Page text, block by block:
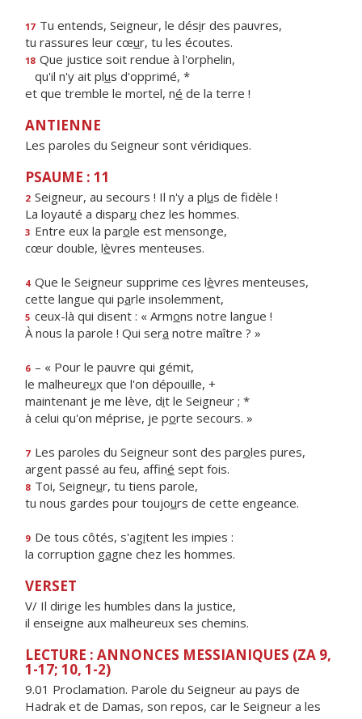
17 Tu entends, Seigneur, le désir des pauvres,
tu rassures leur cœur, tu les écoutes.
18 Que justice soit rendue à l'orphelin,
qu'il n'y ait plus d'opprimé, *
et que tremble le mortel, né de la terre !
ANTIENNE
Les paroles du Seigneur sont véridiques.
PSAUME : 11
2 Seigneur, au secours ! Il n'y a plus de fidèle !
La loyauté a disparu chez les hommes.
3 Entre eux la parole est mensonge,
cœur double, lèvres menteuses.
4 Que le Seigneur supprime ces lèvres menteuses,
cette langue qui parle insolemment,
5 ceux-là qui disent : « Armons notre langue !
À nous la parole ! Qui sera notre maître ? »
6 – « Pour le pauvre qui gémit,
le malheureux que l'on dépouille, +
maintenant je me lève, dit le Seigneur ; *
à celui qu'on méprise, je porte secours. »
7 Les paroles du Seigneur sont des paroles pures,
argent passé au feu, affiné sept fois.
8 Toi, Seigneur, tu tiens parole,
tu nous gardes pour toujours de cette engeance.
9 De tous côtés, s'agitent les impies :
la corruption gagne chez les hommes.
VERSET
V/ Il dirige les humbles dans la justice,
il enseigne aux malheureux ses chemins.
LECTURE : ANNONCES MESSIANIQUES (ZA 9,
1-17; 10, 1-2)
9.01 Proclamation. Parole du Seigneur au pays de
Hadrak et de Damas, son repos, car le Seigneur a les